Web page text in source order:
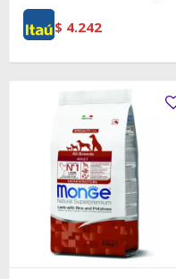
$ 4.242